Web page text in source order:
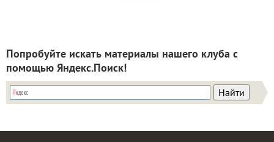
Попробуйте искать материалы нашего клуба с
помощью Яндекс.Поиск!